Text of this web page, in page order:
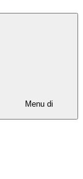
Menu di